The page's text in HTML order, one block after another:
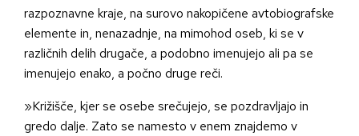
razpoznavne kraje, na surovo nakopičene avtobiografske
elemente in, nenazadnje, na mimohod oseb, ki se v
različnih delih drugače, a podobno imenujejo ali pa se
imenujejo enako, a počno druge reči.
»Križišče, kjer se osebe srečujejo, se pozdravljajo in
gredo dalje. Zato se namesto v enem znajdemo v